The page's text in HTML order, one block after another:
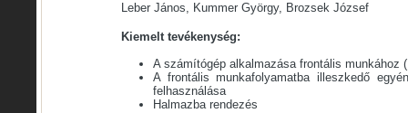
Leber János, Kummer György, Brozsek József
Kiemelt tevékenység:
A számítógép alkalmazása frontális munkához
A frontális munkafolyamatba illeszkedő
felhasználása
Halmazba rendezés